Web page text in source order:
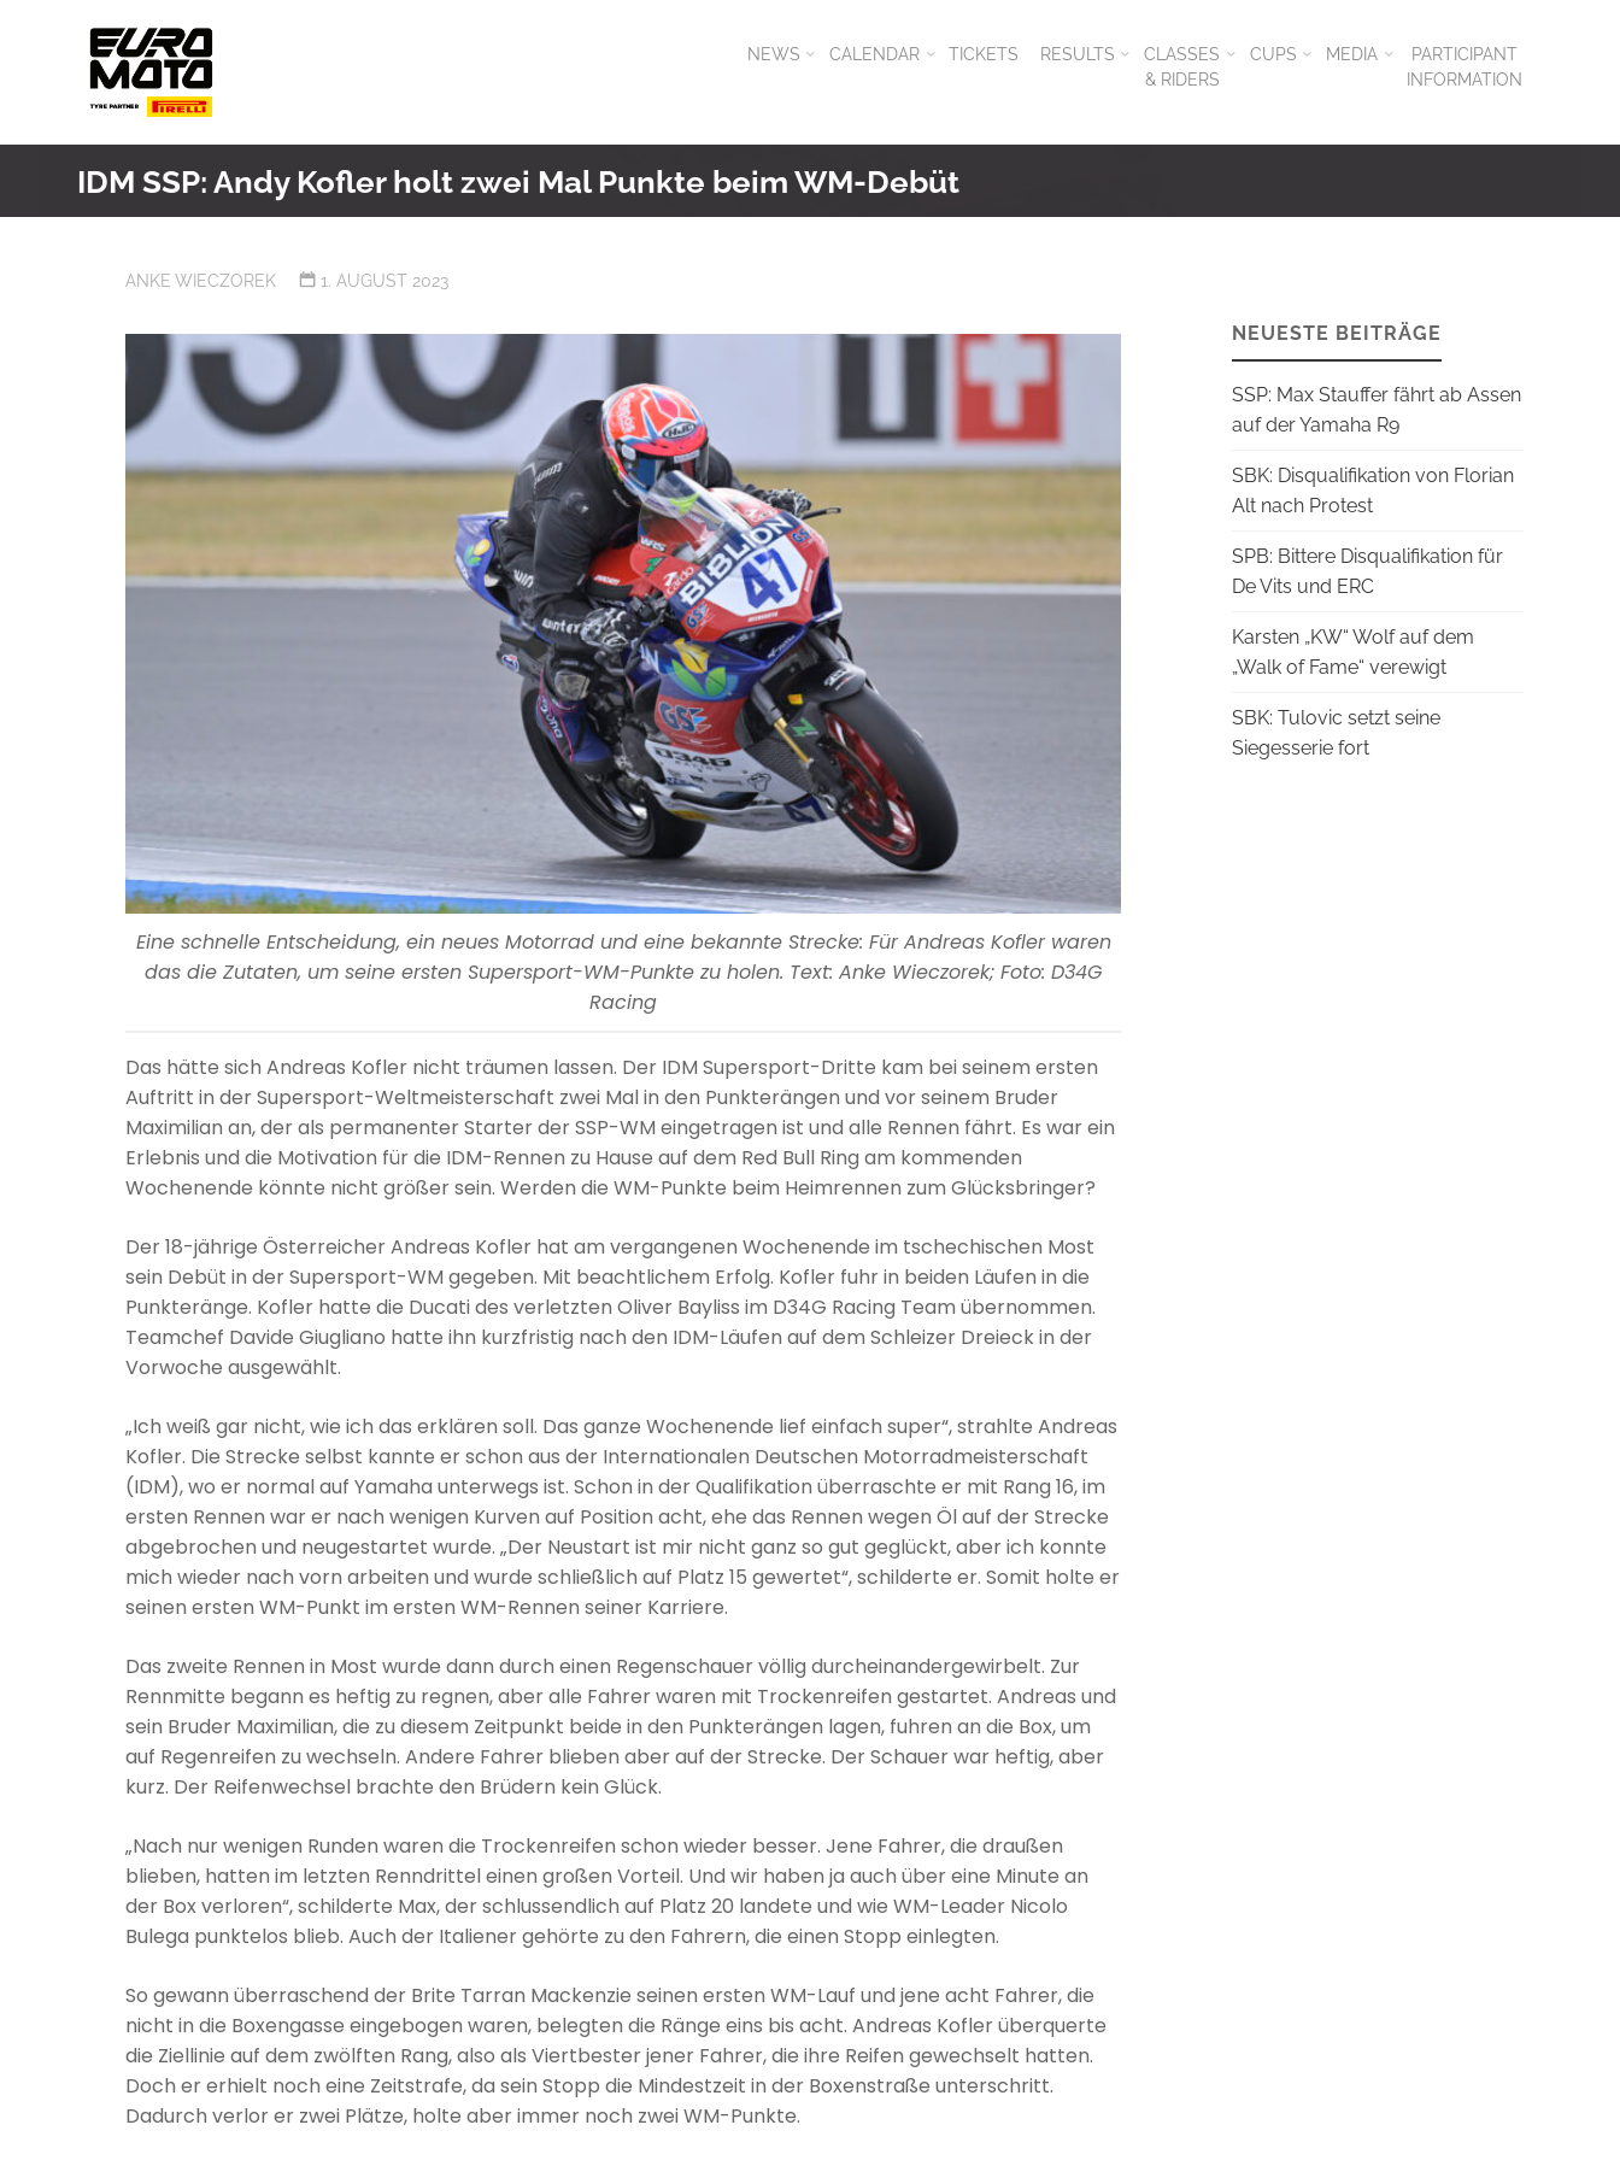
NEWS CALENDAR TICKETS RESULTS
CLASSES
& RIDERS
CUPS MEDIA
PARTICIPANT
INFORMATION
IDM SSP: Andy Kofler holt zwei Mal Punkte beim WM-Debüt
ANKE WIECZOREK 1. AUGUST 2023
Eine schnelle Entscheidung, ein neues Motorrad und eine bekannte Strecke: Für Andreas Kofler waren
das die Zutaten, um seine ersten Supersport-WM-Punkte zu holen. Text: Anke Wieczorek; Foto: D34G
Racing
Das hätte sich Andreas Kofler nicht träumen lassen. Der IDM Supersport-Dritte kam bei seinem ersten
Auftritt in der Supersport-Weltmeisterschaft zwei Mal in den Punkterängen und vor seinem Bruder
Maximilian an, der als permanenter Starter der SSP-WM eingetragen ist und alle Rennen fährt. Es war ein
Erlebnis und die Motivation für die IDM-Rennen zu Hause auf dem Red Bull Ring am kommenden
Wochenende könnte nicht größer sein. Werden die WM-Punkte beim Heimrennen zum Glücksbringer?
Der 18-jährige Österreicher Andreas Kofler hat am vergangenen Wochenende im tschechischen Most
sein Debüt in der Supersport-WM gegeben. Mit beachtlichem Erfolg. Kofler fuhr in beiden Läufen in die
Punkteränge. Kofler hatte die Ducati des verletzten Oliver Bayliss im D34G Racing Team übernommen.
Teamchef Davide Giugliano hatte ihn kurzfristig nach den IDM-Läufen auf dem Schleizer Dreieck in der
Vorwoche ausgewählt.
„Ich weiß gar nicht, wie ich das erklären soll. Das ganze Wochenende lief einfach super“, strahlte Andreas
Kofler. Die Strecke selbst kannte er schon aus der Internationalen Deutschen Motorradmeisterschaft
(IDM), wo er normal auf Yamaha unterwegs ist. Schon in der Qualifikation überraschte er mit Rang 16, im
ersten Rennen war er nach wenigen Kurven auf Position acht, ehe das Rennen wegen Öl auf der Strecke
abgebrochen und neugestartet wurde. „Der Neustart ist mir nicht ganz so gut geglückt, aber ich konnte
mich wieder nach vorn arbeiten und wurde schließlich auf Platz 15 gewertet“, schilderte er. Somit holte er
seinen ersten WM-Punkt im ersten WM-Rennen seiner Karriere.
Das zweite Rennen in Most wurde dann durch einen Regenschauer völlig durcheinandergewirbelt. Zur
Rennmitte begann es heftig zu regnen, aber alle Fahrer waren mit Trockenreifen gestartet. Andreas und
sein Bruder Maximilian, die zu diesem Zeitpunkt beide in den Punkterängen lagen, fuhren an die Box, um
auf Regenreifen zu wechseln. Andere Fahrer blieben aber auf der Strecke. Der Schauer war heftig, aber
kurz. Der Reifenwechsel brachte den Brüdern kein Glück.
„Nach nur wenigen Runden waren die Trockenreifen schon wieder besser. Jene Fahrer, die draußen
blieben, hatten im letzten Renndrittel einen großen Vorteil. Und wir haben ja auch über eine Minute an
der Box verloren“, schilderte Max, der schlussendlich auf Platz 20 landete und wie WM-Leader Nicolo
Bulega punktelos blieb. Auch der Italiener gehörte zu den Fahrern, die einen Stopp einlegten.
So gewann überraschend der Brite Tarran Mackenzie seinen ersten WM-Lauf und jene acht Fahrer, die
nicht in die Boxengasse eingebogen waren, belegten die Ränge eins bis acht. Andreas Kofler überquerte
die Ziellinie auf dem zwölften Rang, also als Viertbester jener Fahrer, die ihre Reifen gewechselt hatten.
Doch er erhielt noch eine Zeitstrafe, da sein Stopp die Mindestzeit in der Boxenstraße unterschritt.
Dadurch verlor er zwei Plätze, holte aber immer noch zwei WM-Punkte.
NEUESTE BEITRÄGE
SSP: Max Stauffer fährt ab Assen
auf der Yamaha R9
SBK: Disqualifikation von Florian
Alt nach Protest
SPB: Bittere Disqualifikation für
De Vits und ERC
Karsten „KW“ Wolf auf dem
„Walk of Fame“ verewigt
SBK: Tulovic setzt seine
Siegesserie fort